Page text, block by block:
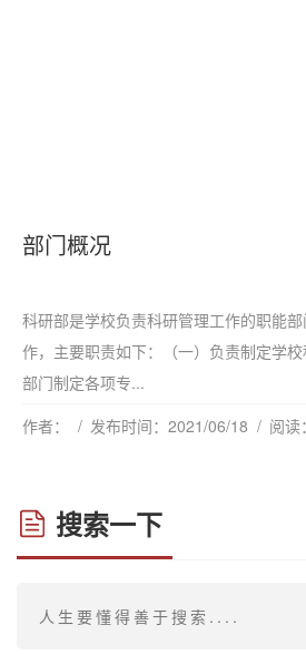
部门概况
科研部是学校负责科研管理工作的职能
作，主要职责如下：（一）负责制定学
部门制定各项专...
作者：
发布时间：2021/06/18 阅读：
搜索一下